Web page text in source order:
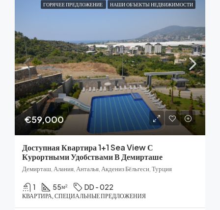
ГОРЯЧЕЕ ПРЕДЛОЖЕНИЕ НАШИ ОБЪЕКТЫ НЕДВИЖИМОСТИ
€59,000
Доступная Квартира 1+1 Sea View С
Курортными Удобствами В Демирташе
Демирташ, Алания, Анталья, Акдениз Бёльгеси, Турция
1 55м² DD - 022
КВАРТИРА, СПЕЦИАЛЬНЫЕ ПРЕДЛОЖЕНИЯ